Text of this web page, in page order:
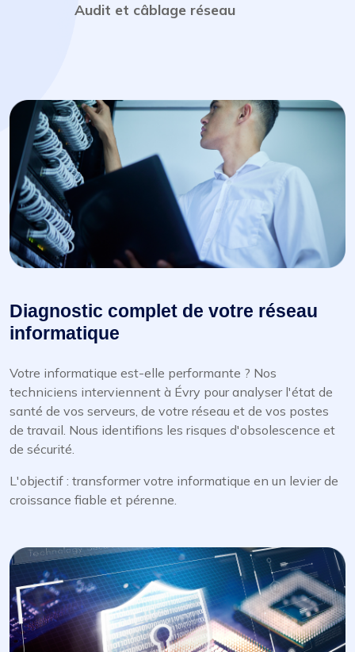
Audit et câblage réseau
Diagnostic complet de votre réseau
informatique
Votre informatique est-elle performante ? Nos
techniciens interviennent à Évry pour analyser l'état de
santé de vos serveurs, de votre réseau et de vos postes
de travail. Nous identifions les risques d'obsolescence et
de sécurité.
L'objectif : transformer votre informatique en un levier de
croissance fiable et pérenne.